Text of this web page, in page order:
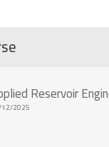
Reservoir
2025